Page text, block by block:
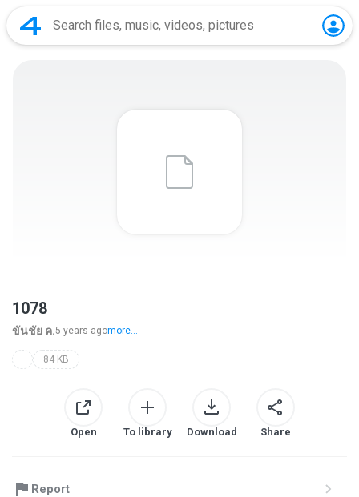
1078
ขันชัย ค.5 years agomore...
84 KB
Open To library Download Share
Report